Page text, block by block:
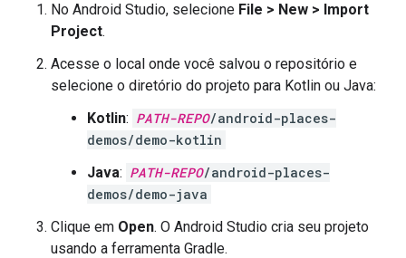
No Android Studio, selecione File > New > Import
Project.
Acesse o local onde você salvou o repositório e
selecione o diretório do projeto para Kotlin ou Java:
Kotlin: PATH-REPO/android-places-
demos/demo-kotlin
Java: PATH-REPO/android-places-
demos/demo-java
Clique em Open. O Android Studio cria seu projeto
usando a ferramenta Gradle.